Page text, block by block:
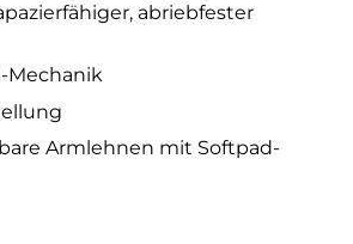
abriebfester
Mechanik
Armlehnen mit Softpad-